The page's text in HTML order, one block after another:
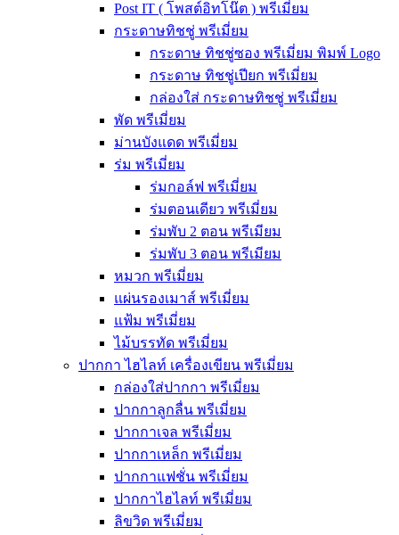
Post IT ( โพสต์อิทโน๊ต ) พรีเมี่ยม
กระดาษทิชชู่ พรีเมี่ยม
กระดาษ ทิชชู่ซอง พรีเมี่ยม พิมพ์ Logo
กระดาษ ทิชชู่เปียก พรีเมี่ยม
กล่องใส่ กระดาษทิชชู่ พรีเมี่ยม
พัด พรีเมี่ยม
ม่านบังแดด พรีเมี่ยม
ร่ม พรีเมี่ยม
ร่มกอล์ฟ พรีเมี่ยม
ร่มตอนเดียว พรีเมี่ยม
ร่มพับ 2 ตอน พรีเมียม
ร่มพับ 3 ตอน พรีเมียม
หมวก พรีเมี่ยม
แผ่นรองเมาส์ พรีเมี่ยม
แฟ้ม พรีเมี่ยม
ไม้บรรทัด พรีเมี่ยม
ปากกา ไฮไลท์ เครื่องเขียน พรีเมี่ยม
กล่องใส่ปากกา พรีเมี่ยม
ปากกาลูกลื่น พรีเมี่ยม
ปากกาเจล พรีเมี่ยม
ปากกาเหล็ก พรีเมี่ยม
ปากกาแฟชั่น พรีเมี่ยม
ปากกาไฮไลท์ พรีเมี่ยม
ลิขวิด พรีเมี่ยม